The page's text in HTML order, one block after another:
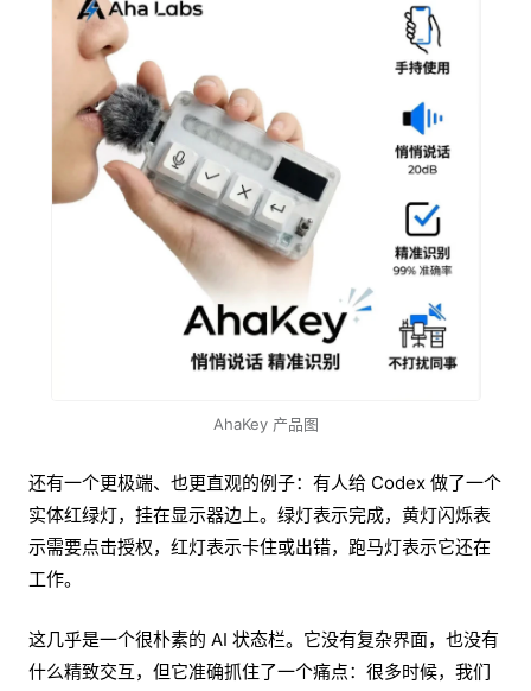
AhaKey 产品图
还有一个更极端、也更直观的例子：有人给 Codex 做了一个
实体红绿灯，挂在显示器边上。绿灯表示完成，黄灯闪烁表
示需要点击授权，红灯表示卡住或出错，跑马灯表示它还在
工作。
这几乎是一个很朴素的 AI 状态栏。它没有复杂界面，也没有
什么精致交互，但它准确抓住了一个痛点：很多时候，我们